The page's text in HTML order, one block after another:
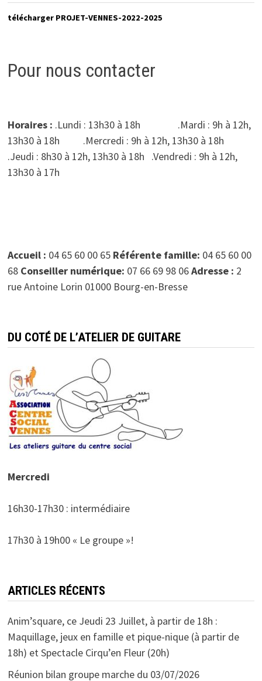
télécharger PROJET-VENNES-2022-2025
Pour nous contacter
Horaires : .Lundi : 13h30 à 18h .Mardi : 9h à 12h,
13h30 à 18h .Mercredi : 9h à 12h, 13h30 à 18h
.Jeudi : 8h30 à 12h, 13h30 à 18h .Vendredi : 9h à 12h,
13h30 à 17h
Accueil : 04 65 60 00 65 Référente famille: 04 65 60 00
68 Conseiller numérique: 07 66 69 98 06Adresse : 2
rue Antoine Lorin 01000 Bourg-en-Bresse
DU COTÉ DE L’ATELIER DE GUITARE
Mercredi
16h30-17h30 : intermédiaire
17h30 à 19h00 « Le groupe »!
ARTICLES RÉCENTS
Anim’square, ce Jeudi 23 Juillet, à partir de 18h :
Maquillage, jeux en famille et pique-nique (à partir de
18h) et Spectacle Cirqu’en Fleur (20h)
Réunion bilan groupe marche du 03/07/2026